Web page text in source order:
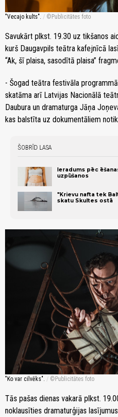
"Vecajo kults". / Publicitātes foto
Savukārt plkst. 19.30 uz tikšanos
kurš Daugavpils teātra kafejnīcā
“Ak, šī plaisa, sasodītā plaisa”
- Šogad teātra festivāla
skatāma arī Latvijas Nacionālā
Daubura un dramaturga Jāņa
kas balstīta uz dokumentāliem
ŠOBRĪD LASA
Ieradums pēc
uzpūšanos
"Krievu nafta tek
skatu Skultes ostā
"Ko var cilvēks". / Publicitātes foto
Tās pašas dienas vakarā plkst.
noklausīties dramaturģijas